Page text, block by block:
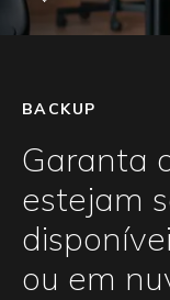
BACKUP
Garanta
estejam
ou em